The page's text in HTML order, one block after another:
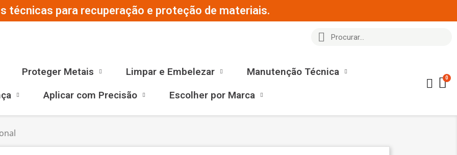
técnicas para recuperação e proteção de materiais.
Proteger Metais Limpar e Embelezar
Manutenção Técnica
Aplicar com Precisão Escolher por Marca